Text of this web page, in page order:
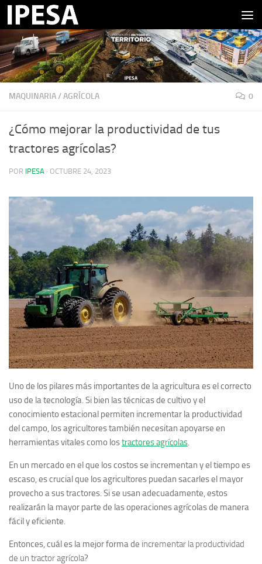
Saltar al contenido
MAQUINARIA/AGRÍCOLA 0
¿Cómo mejorar la productividad de tus
tractores agrícolas?
POR IPESA · OCTUBRE 24, 2023
Uno de los pilares más importantes de la agricultura es el correcto
uso de la tecnología. Si bien las técnicas de cultivo y el
conocimiento estacional permiten incrementar la productividad
del campo, los agricultores también necesitan apoyarse en
herramientas vitales como lostractores agrícolas.
En un mercado en el que los costos se incrementan y el tiempo es
escaso, es crucial que los agricultores puedan sacarles el mayor
provecho a sus tractores. Si se usan adecuadamente,estos
realizarán la mayor parte de las operaciones agrícolas de manera
fácil y eficiente.
Entonces, cuál es la mejor forma de incrementar la productividad
de un tractor agrícola?